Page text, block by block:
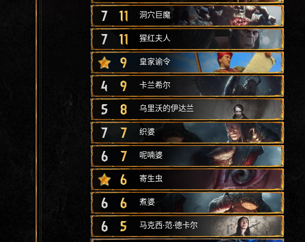
7 11 洞穴巨魔
7 11 猩红夫人
9 皇家谕令
4 9 卡兰希尔
5 8 乌里沃的伊达兰
7 7 织婆
6 7 呢喃婆
6 寄生虫
6 6 煮婆
6 5 马克西·范·德卡尔